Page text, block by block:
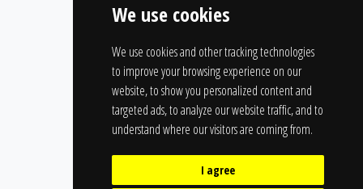
We use cookies
We use cookies and other tracking technologies
to improve your browsing experience on our
website, to show you personalized content and
targeted ads, to analyze our website traffic, and to
understand where our visitors are coming from.
I agree